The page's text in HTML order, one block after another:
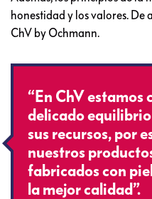
honestidad y los valores. De
ChV by Ochmann.
“En ChV estamos
delicado
sus recursos, por
nuestros
fabricados con
la mejor calidad”.